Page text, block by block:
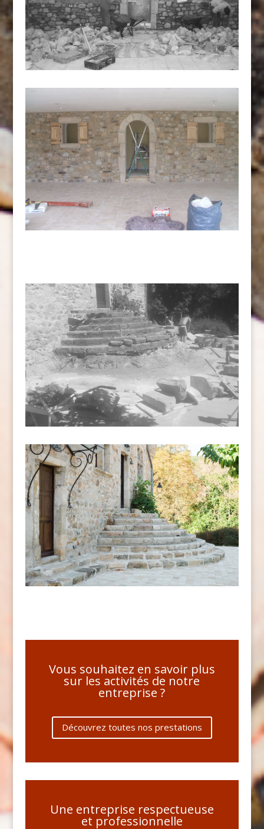
Vous souhaitez en savoir plus
sur les activités de notre
entreprise ?
Découvrez toutes nos prestations
Une entreprise respectueuse
et professionnelle